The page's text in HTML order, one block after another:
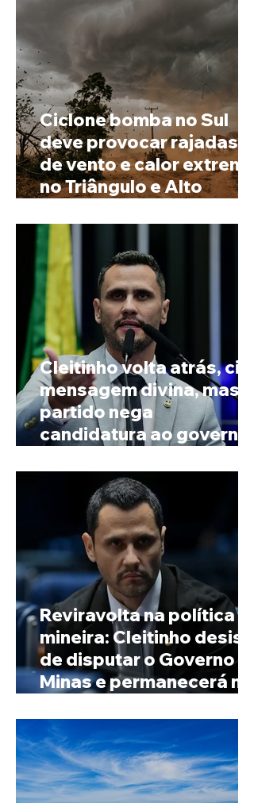
Ciclone bomba no Sul
deve provocar rajadas
de vento e calor extremo
no Triângulo e Alto
Cleitinho volta atrás, cita
mensagem divina, mas
partido nega
candidatura ao governo
Reviravolta na política
mineira: Cleitinho desiste
de disputar o Governo de
Minas e permanecerá no